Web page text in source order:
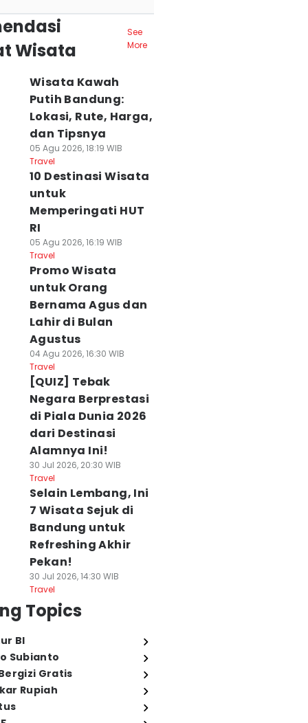
Wisata
See
More
Wisata Kawah
Putih Bandung:
Lokasi, Rute, Harga,
dan Tipsnya
05 Agu 2026, 18:19 WIB
Travel
10 Destinasi Wisata
untuk
Memperingati HUT
RI
05 Agu 2026, 16:19 WIB
Travel
Promo Wisata
untuk Orang
Bernama Agus dan
Lahir di Bulan
Agustus
04 Agu 2026, 16:30 WIB
Travel
[QUIZ] Tebak
Negara Berprestasi
di Piala Dunia 2026
dari Destinasi
Alamnya Ini!
30 Jul 2026, 20:30 WIB
Travel
Selain Lembang, Ini
7 Wisata Sejuk di
Bandung untuk
Refreshing Akhir
Pekan!
30 Jul 2026, 14:30 WIB
Travel
Topics
BI
Subianto
Gratis
Rupiah